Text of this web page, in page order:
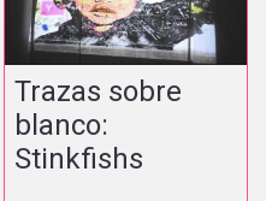
Trazas sobre
blanco:
Stinkfishs